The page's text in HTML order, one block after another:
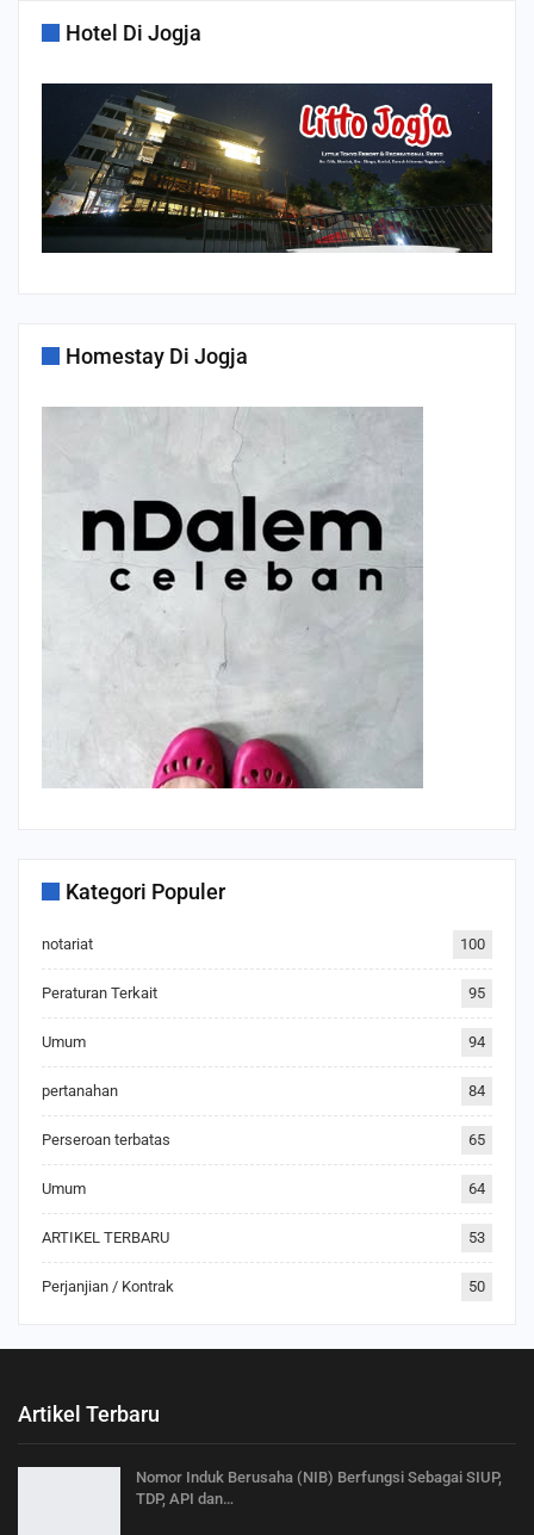
Hotel Di Jogja
Homestay Di Jogja
Kategori Populer
notariat 100
Peraturan Terkait 95
Umum 94
pertanahan 84
Perseroan terbatas 65
Umum 64
ARTIKEL TERBARU 53
Perjanjian / Kontrak 50
Artikel Terbaru
Nomor Induk Berusaha (NIB) Berfungsi Sebagai SIUP,
TDP, API dan…